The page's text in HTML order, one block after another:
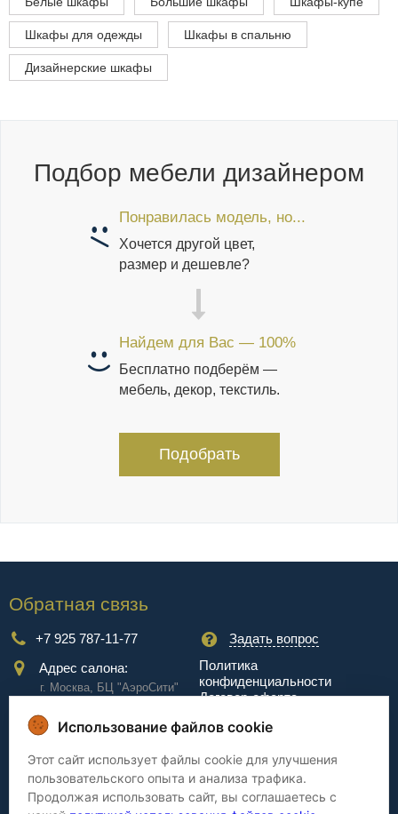
Шкафы для одежды Шкафы в спальню
Дизайнерские шкафы
Подбор мебели дизайнером
Понравилась модель, но...
Хочется другой цвет,
размер и дешевле?
Найдем для Вас — 100%
Бесплатно подберём —
мебель, декор, текстиль.
Подобрать
Обратная связь
+7 925 787-11-77
Задать вопрос
Адрес салона:
г. Москва, БЦ "АэроCити"
Куркинское ш., стр.2, 17
этаж
Политика
конфиденциальности
Договор-оферта
Сервис
Доставка
Сборка
Использование файлов cookie
Этот сайт использует файлы cookie для улучшения
пользовательского опыта и анализа трафика.
Продолжая использовать сайт, вы соглашаетесь с